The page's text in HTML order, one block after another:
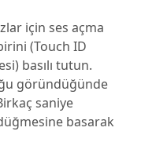
için ses açma
(Touch ID
basılı tutun.
göründüğünde
saniye
basarak